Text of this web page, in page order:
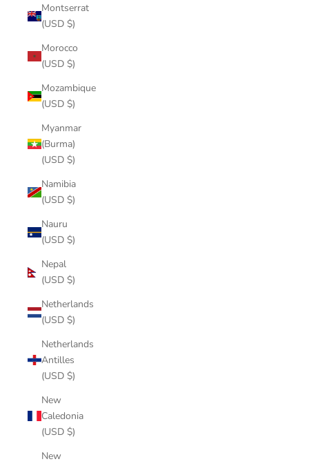
Montserrat
(USD $)
Morocco
(USD $)
Mozambique
(USD $)
Myanmar
(Burma)
(USD $)
Namibia
(USD $)
Nauru
(USD $)
Nepal
(USD $)
Netherlands
(USD $)
Netherlands
Antilles
(USD $)
New
Caledonia
(USD $)
New